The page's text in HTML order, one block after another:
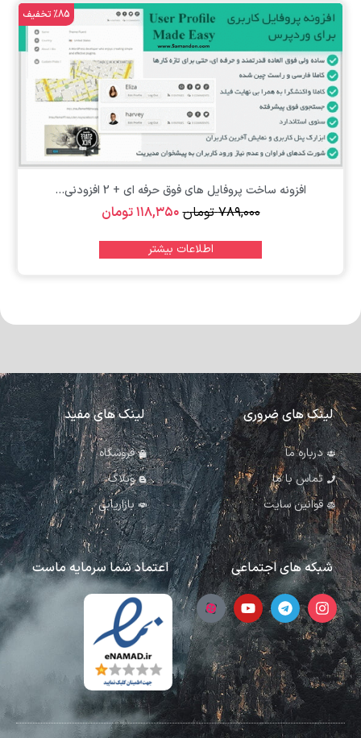
%85 تخفیف
افزونه ساخت پروفایل های فوق حرفه ای + 2 افزودنی...
۷۸۹,۰۰۰ تومان۱۱۸,۳۵۰تومان
اطلاعات بیشتر
لینک های ضروری
درباره ما
تماس با ما
قوانین سایت
لینک های مفید
فروشگاه
وبلاگ
بازاریابی
شبکه های اجتماعی اعتماد شما سرمایه ماست